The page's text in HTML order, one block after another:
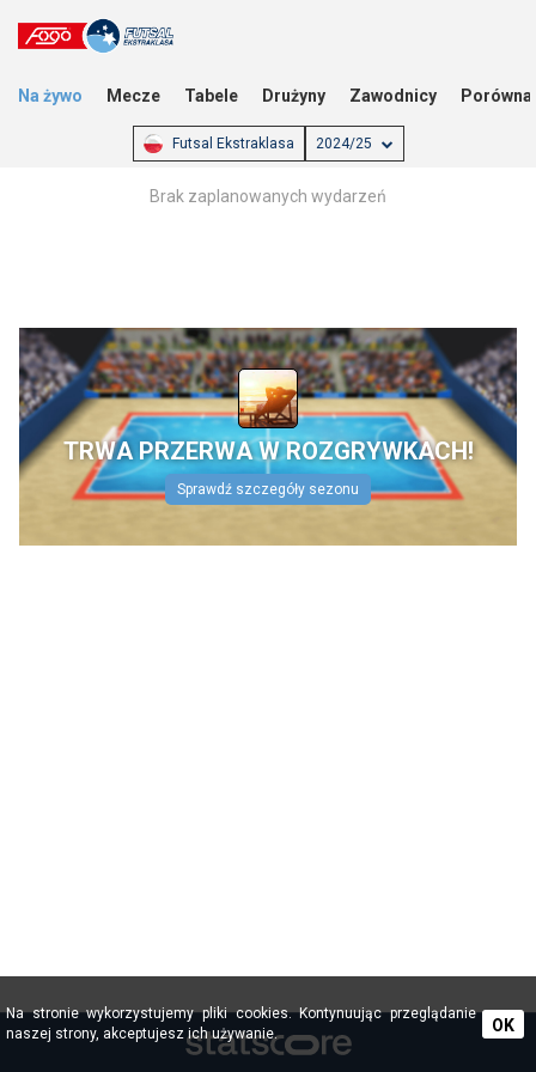
Na żywo Mecze Tabele Drużyny Zawodnicy
Futsal Ekstraklasa 2024/25
Na stronie wykorzystujemy pliki cookies. Kontynuując przeglądanie
naszej strony, akceptujesz ich używanie.
OK
Brak zaplanowanych wydarzeń
TRWA PRZERWA W ROZGRYWKACH!
Sprawdź szczegóły sezonu